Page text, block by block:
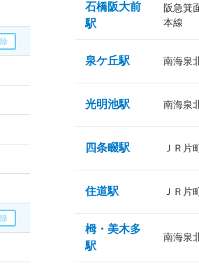
石橋阪大前
駅
阪急箕
本線
泉ケ丘駅 南海泉
光明池駅 南海泉
四条畷駅 ＪＲ片
住道駅 ＪＲ片
栂・美木多
駅
南海泉